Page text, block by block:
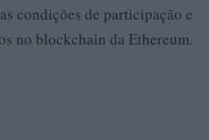
condições de participação e
no blockchain da Ethereum.